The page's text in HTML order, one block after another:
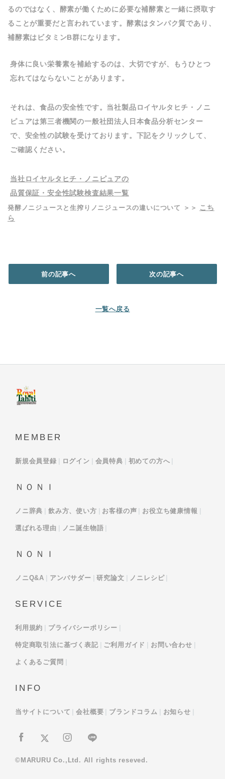
るのではなく、酵素が働くために必要な補酵素と一緒に摂取す
ることが重要だと言われています。酵素はタンパク質であり、
補酵素はビタミンB群になります。
身体に良い栄養素を補給するのは、大切ですが、もうひとつ
忘れてはならないことがあります。
それは、食品の安全性です。当社製品ロイヤルタヒチ・ノニ
ピュアは第三者機関の一般社団法人日本食品分析センター
で、安全性の試験を受けております。下記をクリックして、
ご確認ください。
当社ロイヤルタヒチ・ノニピュアの
品質保証・安全性試験検査結果一覧
発酵ノニジュースと生搾りノニジュースの違いについて ＞＞
こち
ら
前の記事へ
一覧へ戻る
次の記事へ
MEMBER
新規会員登録 ログイン 会員特典 初めての方へ
ＮＯＮＩ
ノニ辞典 飲み方、使い方 お客様の声 お役立ち健康情報
選ばれる理由 ノニ誕生物語
ＮＯＮＩ
ノニQ&A アンバサダー 研究論文 ノニレシピ
SERVICE
利用規約 プライバシーポリシー
特定商取引法に基づく表記 ご利用ガイド お問い合わせ
よくあるご質問
INFO
当サイトについて 会社概要 ブランドコラム お知らせ
©MARURU Co.,Ltd. All rights reseved.